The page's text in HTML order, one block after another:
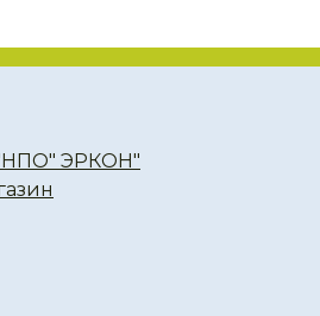
ЭРКОН"